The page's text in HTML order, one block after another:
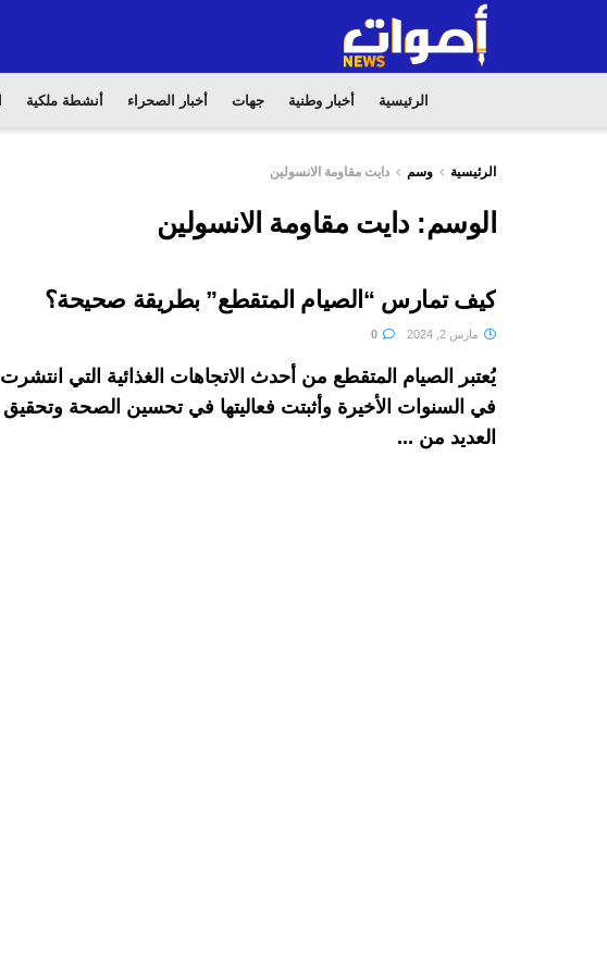
الرئيسية أخبار وطنية جهات أخبار الصحراء أنشطة ملكية
الرئيسية وسم دايت مقاومة الانسولين
الوسم:دايت مقاومة الانسولين
كيف تمارس “الصيام المتقطع” بطريقة صحيحة؟
مارس 2, 2024
يُعتبر الصيام المتقطع من أحدث الاتجاهات الغذائية التي انتشرت
في السنوات الأخيرة وأثبتت فعاليتها في تحسين الصحة وتحقيق
العديد من ...